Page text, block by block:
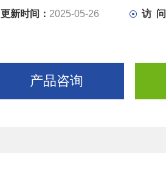
更新时间： 2025-05-26 访
产品咨询